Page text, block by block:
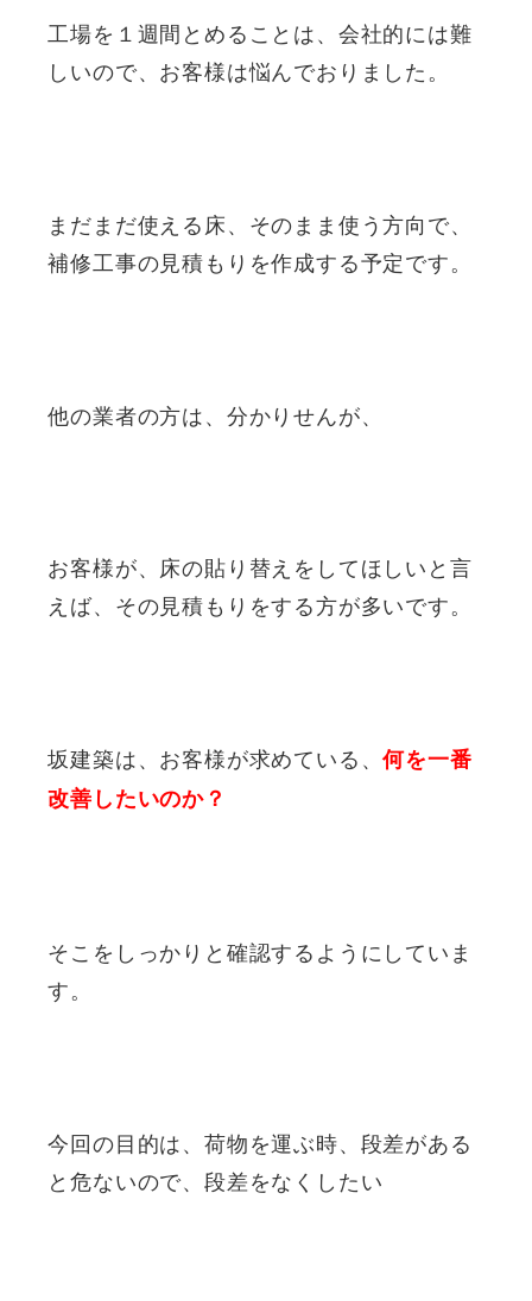
工場を１週間とめることは、会社的には難
しいので、お客様は悩んでおりました。
まだまだ使える床、そのまま使う方向で、
補修工事の見積もりを作成する予定です。
他の業者の方は、分かりせんが、
お客様が、床の貼り替えをしてほしいと言
えば、その見積もりをする方が多いです。
坂建築は、お客様が求めている、何を一番
改善したいのか？
そこをしっかりと確認するようにしていま
す。
今回の目的は、荷物を運ぶ時、段差がある
と危ないので、段差をなくしたい